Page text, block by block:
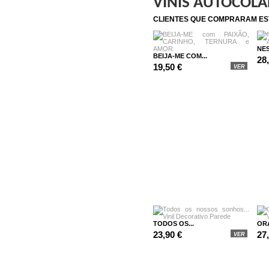
CLIENTES QUE COMPRARAM
BEIJA-ME COM...
19,50 € VER
TODOS OS...
23,90 € VER